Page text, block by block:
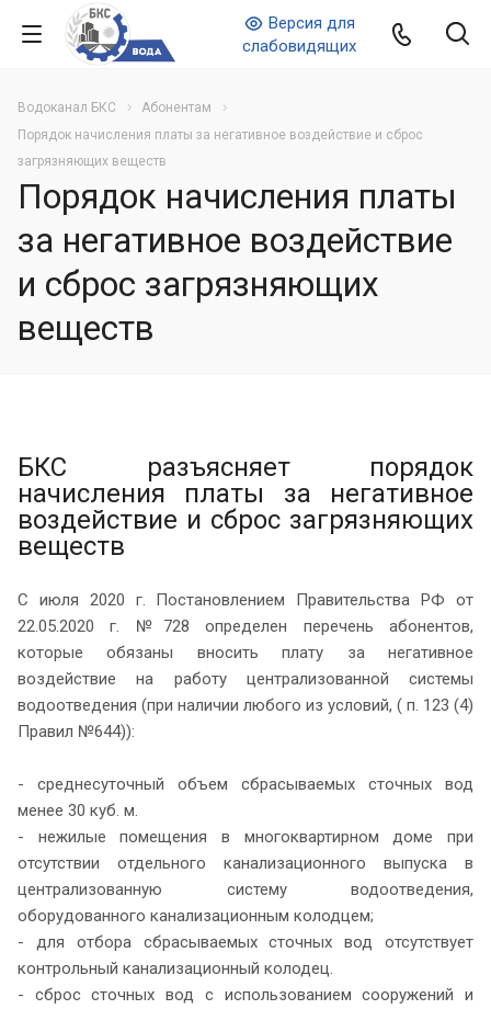
Версия для
слабовидящих
Водоканал БКС
Абонентам
Порядок начисления платы за негативное воздействие и сброс
загрязняющих веществ
Порядок начисления платы
за негативное воздействие
и сброс загрязняющих
веществ
БКС разъясняет порядок
начисления платы за негативное
воздействие и сброс загрязняющих
веществ
С июля 2020 г. Постановлением Правительства РФ от
22.05.2020 г. №728 определен перечень абонентов,
которые обязаны вносить плату за негативное
воздействие на работу централизованной системы
водоотведения (при наличии любого из условий, ( п. 123 (4)
Правил №644)):
- среднесуточный объем сбрасываемых сточных вод
менее 30 куб. м.
- нежилые помещения в многоквартирном доме при
отсутствии отдельного канализационного выпуска в
централизованную систему водоотведения,
оборудованного канализационным колодцем;
- для отбора сбрасываемых сточных вод отсутствует
контрольный канализационный колодец.
- сброс сточных вод с использованием сооружений и